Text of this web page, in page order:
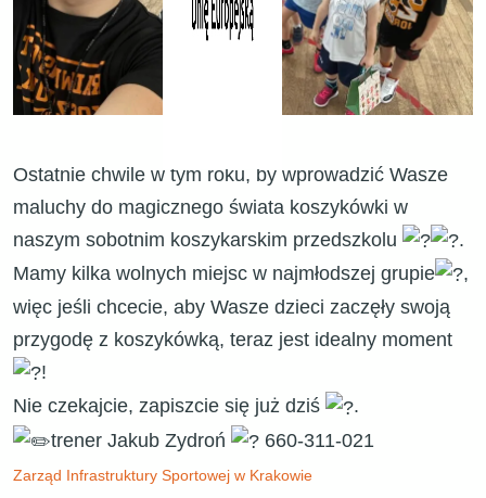
Ostatnie chwile w tym roku, by wprowadzić Wasze
maluchy do magicznego świata koszykówki w
naszym sobotnim koszykarskim przedszkolu
.
Mamy kilka wolnych miejsc w najmłodszej grupie
,
więc jeśli chcecie, aby Wasze dzieci zaczęły swoją
przygodę z koszykówką, teraz jest idealny moment
!
Nie czekajcie, zapiszcie się już dziś
.
trener Jakub Zydroń
660-311-021
Zarząd Infrastruktury Sportowej w Krakowie